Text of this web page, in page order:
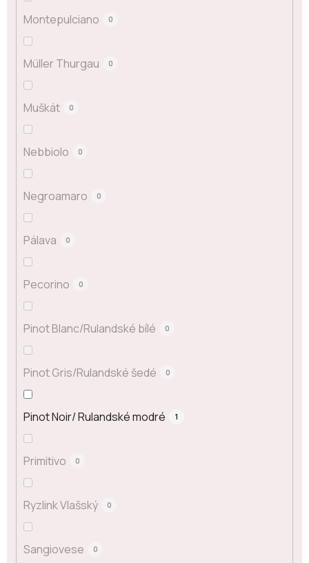
Montepulciano 0
Müller Thurgau 0
Muškát 0
Nebbiolo 0
Negroamaro 0
Pálava 0
Pecorino 0
Pinot Blanc/Rulandské bílé 0
Pinot Gris/Rulandské šedé 0
Pinot Noir/ Rulandské modré 1
Primitivo 0
Ryzlink Vlašský 0
Sangiovese 0